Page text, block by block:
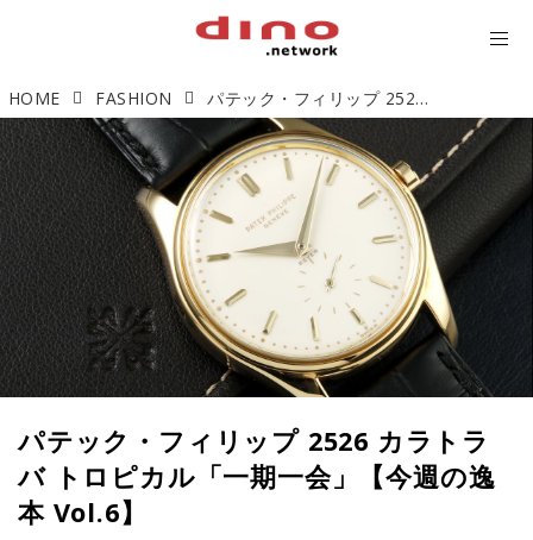
HOME FASHION パテック・フィリップ 2526 カラトラバ トロピカル「一期一会」【今週の逸本 Vol.6】
パテック・フィリップ 2526 カラトラ
バ トロピカル「一期一会」【今週の逸
本 Vol.6】